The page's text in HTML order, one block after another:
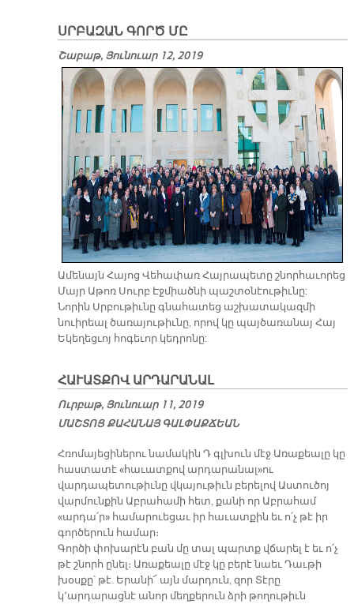
ՍՐԲԱԶԱՆ ԳՈՐԾ ՄԸ
Շաբաթ, Յունուար 12, 2019
Ամենայն Հայոց Վեհափառ Հայրապետը շնորհաւորեց
Մայր Աթոռ Սուրբ Էջմիածնի պաշտօնէութիւնը:
Նորին Սրբութիւնը գնահատեց աշխատակազմի
նուիրեալ ծառայութիւնը, որով կը պայծառանայ Հայ
Եկեղեցւոյ հոգեւոր կեդրոնը:
ՀԱՒԱՏՔՈՎ ԱՐԴԱՐԱՆԱԼ
Ուրբաթ, Յունուար 11, 2019
ՄԱՇ­ՏՈՑ ՔԱ­ՀԱ­ՆԱՅ ԳԱԼ­ՓԱՔ­ՃԵԱՆ
Հռոմայեցիներու նամակին Դ գլխուն մէջ Առաքեալը կը
հաստատէ «հաւատքով արդարանալ»ու
վարդապետութիւնը վկայութիւն բերելով Աստուծոյ
վարմունքին Աբրահամի հետ, քանի որ Աբրահամ
«արդա՛ր» համարուեցաւ իր հաւատքին եւ ո՛չ թէ իր
գործերուն համար։
Գործի փոխարէն բան մը տալ պարտք վճարել է եւ ո՛չ
թէ շնորհ ընել։ Առաքեալը մէջ կը բերէ նաեւ Դաւթի
խօսքը՝ թէ. Երանի՜ այն մարդուն, զոր Տէրը
կ՚արդարացնէ անոր մեղքերուն ձրի թողութիւն